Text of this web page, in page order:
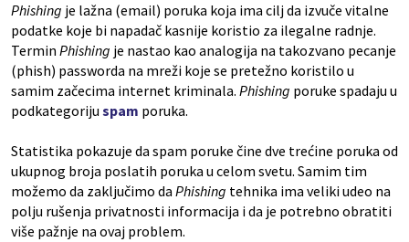
Phishing je lažna (email) poruka koja ima cilj da izvuče vitalne
podatke koje bi napadač kasnije koristio za ilegalne radnje.
Termin Phishing je nastao kao analogija na takozvano pecanje
(phish) passworda na mreži koje se pretežno koristilo u
samim začecima internet kriminala. Phishing poruke spadaju u
podkategoriju spam poruka.
Statistika pokazuje da spam poruke čine dve trećine poruka od
ukupnog broja poslatih poruka u celom svetu. Samim tim
možemo da zaključimo da Phishing tehnika ima veliki udeo na
polju rušenja privatnosti informacija i da je potrebno obratiti
više pažnje na ovaj problem.